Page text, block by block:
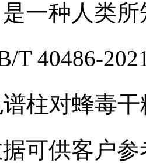
一种人类
T 40486-
谱柱对蜂毒
可供客户